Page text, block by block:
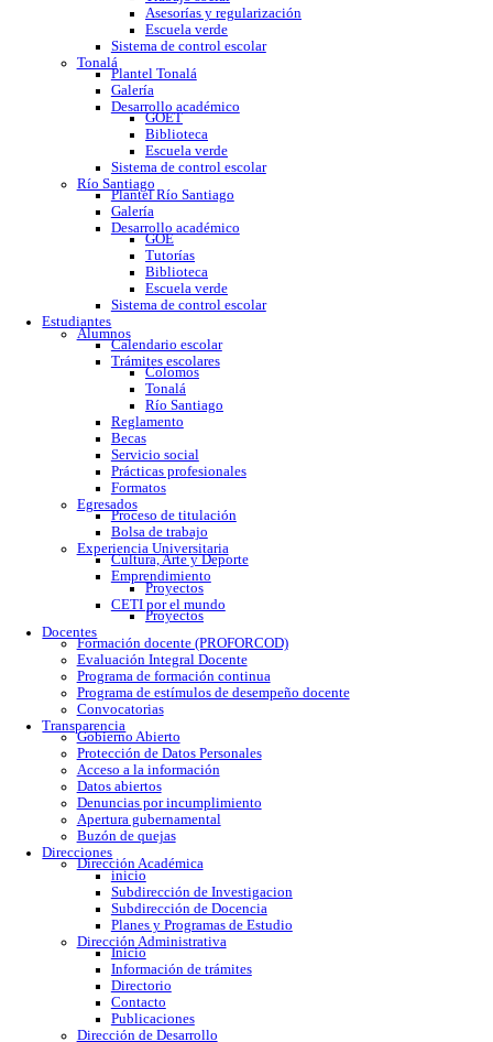
Galería
Desarrollo académico
GOE
Tutorías
Trabajo social
Asesorías y regularización
Escuela verde
Sistema de control escolar
Tonalá
Plantel Tonalá
Galería
Desarrollo académico
GOET
Biblioteca
Escuela verde
Río Santiago
Plantel Río Santiago
Galería
Desarrollo académico
GOE
Tutorías
Biblioteca
Escuela verde
Sistema de control escolar
Estudiantes
Alumnos
Calendario escolar
Trámites escolares
Colomos
Tonalá
Río Santiago
Reglamento
Becas
Servicio social
Prácticas profesionales
Egresados
Proceso de titulación
Bolsa de trabajo
Experiencia Universitaria
Cultura, Arte y Deporte
Emprendimiento
CETI por el mundo
Proyectos
Docentes
Formación docente (PROFORCOD)
Evaluación Integral Docente
Programa de formación continua
Programa de estímulos de desempeño docente
Convocatorias
Transparencia
Gobierno Abierto